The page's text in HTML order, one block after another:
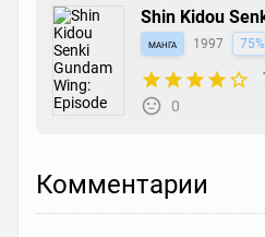
Shin Kidou
Episode Zero
манга 1997 75%
0
Комментарии